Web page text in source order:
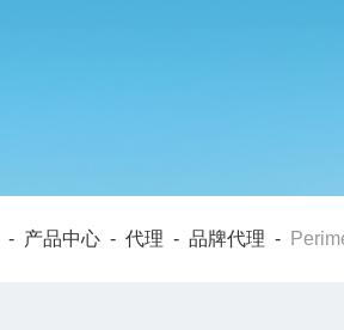
- 产品中心 - 代理 - 品牌代理 -